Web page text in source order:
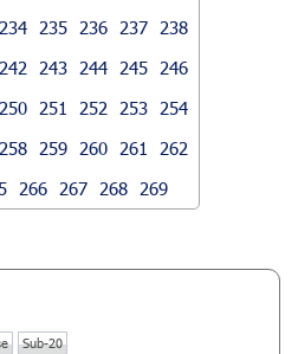
234 235 236 237
238
242 243 244 245
246
250 251 252 253
254
258 259 260 261
262
266 267 268 269
Sub-20